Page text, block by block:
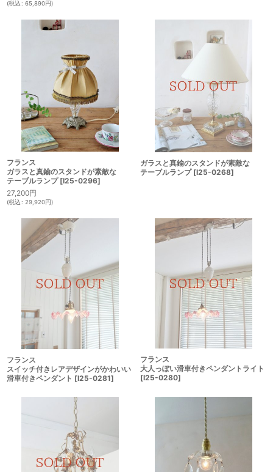
(税込: 65,890円)
フランス
ガラスと真鍮のスタンドが素敵な
テーブルランプ [I25-0296]
27,200円
(税込: 29,920円)
ガラスと真鍮のスタンドが素敵な
テーブルランプ [I25-0268]
フランス
スイッチ付きレアデザインがかわいい
滑車付きペンダント [I25-0281]
フランス
大人っぽい滑車付きペンダントライト
[I25-0280]